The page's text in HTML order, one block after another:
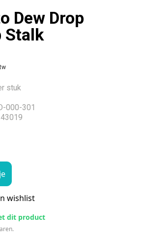
Dew Drop
Stalk
stuk
000-301
wishlist
dit product